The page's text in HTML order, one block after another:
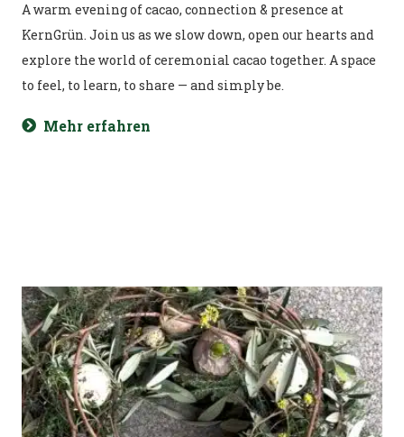
A warm evening of cacao, connection & presence at
KernGrün. Join us as we slow down, open our hearts and
explore the world of ceremonial cacao together. A space
to feel, to learn, to share — and simply be.
Mehr erfahren